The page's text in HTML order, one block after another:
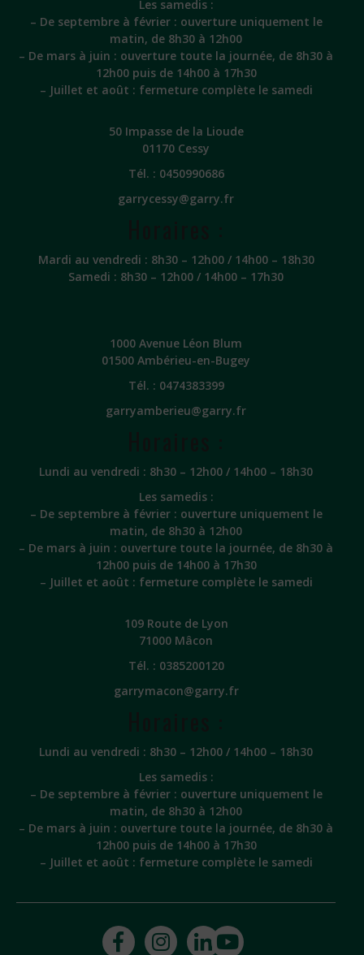
Les samedis :
– De septembre à février : ouverture uniquement le
matin, de 8h30 à 12h00
– De mars à juin : ouverture toute la journée, de 8h30 à
12h00 puis de 14h00 à 17h30
– Juillet et août : fermeture complète le samedi
50 Impasse de la Lioude
01170 Cessy
Tél. : 0450990686
garrycessy@garry.fr
Mardi au vendredi : 8h30 – 12h00 / 14h00 – 18h30
Samedi : 8h30 – 12h00 / 14h00 – 17h30
1000 Avenue Léon Blum
01500 Ambérieu-en-Bugey
Tél. : 0474383399
garryamberieu@garry.fr
Lundi au vendredi : 8h30 – 12h00 / 14h00 – 18h30
Les samedis :
– De septembre à février : ouverture uniquement le
matin, de 8h30 à 12h00
– De mars à juin : ouverture toute la journée, de 8h30 à
12h00 puis de 14h00 à 17h30
– Juillet et août : fermeture complète le samedi
109 Route de Lyon
71000 Mâcon
Tél. : 0385200120
garrymacon@garry.fr
Lundi au vendredi : 8h30 – 12h00 / 14h00 – 18h30
Les samedis :
– De septembre à février : ouverture uniquement le
matin, de 8h30 à 12h00
– De mars à juin : ouverture toute la journée, de 8h30 à
12h00 puis de 14h00 à 17h30
– Juillet et août : fermeture complète le samedi